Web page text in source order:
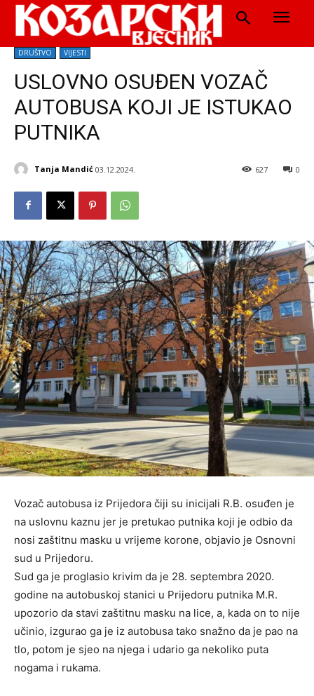
DRUŠTVO VIJESTI
USLOVNO OSUĐEN VOZAČ
AUTOBUSA KOJI JE ISTUKAO
PUTNIKA
Tanja Mandić 03.12.2024. 0
627
Vozač autobusa iz Prijedora čiji su inicijali R.B. osuđen je
na uslovnu kaznu jer je pretukao putnika koji je odbio da
nosi zaštitnu masku u vrijeme korone, objavio je Osnovni
sud u Prijedoru.
Sud ga je proglasio krivim da je 28. septembra 2020.
godine na autobuskoj stanici u Prijedoru putnika M.R.
upozorio da stavi zaštitnu masku na lice, a, kada on to nije
učinio, izgurao ga je iz autobusa tako snažno da je pao na
tlo, potom je sjeo na njega i udario ga nekoliko puta
nogama i rukama.